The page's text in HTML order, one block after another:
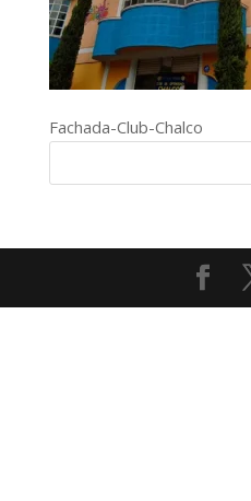
Fachada-Club-Chalco